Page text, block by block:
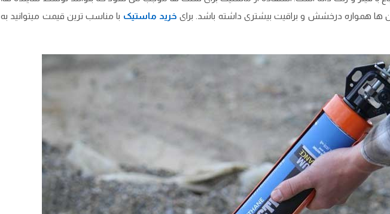
ها همواره درخشش و براقیت بیشتری داشته باشد. برای خرید ماستیک با مناسب ترین قیمت میتوانید به